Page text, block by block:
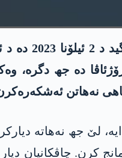
ناڤەندا
دە جھ دگرە،
نەھاتن
د 2 ئیلۆنێ دە ژیانا خوە ژ دەست
کرن. چاڤکانیان